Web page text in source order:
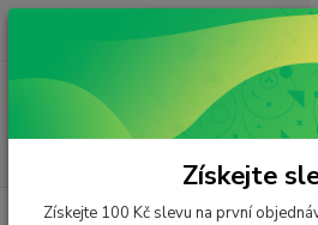
Úvod Výrobky z minerálů Tromlované
Získejte
Získejte 100 Kč slevu na první